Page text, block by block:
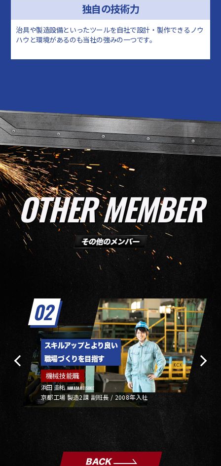
独自の技術力
治具や製造設備といったツールを自社で設計・製作できるノウ
ハウと環境があるのも当社の強みの一つです。
OTHER MEMBER
02
スキルアップとより良い
職場づくりを目指す
機械技能職
浜田 圭祐 HAMADA KEISUKE
京都工場 製造2課 副班長 / 2008年入社
BACK